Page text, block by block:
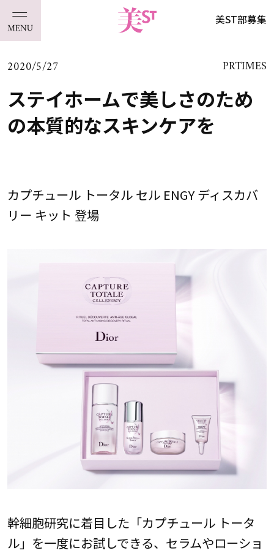
美ST部募集
2020/5/27 PRTIMES
ステイホームで美しさのため
の本質的なスキンケアを
カプチュール トータル セル ENGY ディスカバ
リー キット 登場
幹細胞研究に着目した「カプチュール トータ
ル」を一度にお試しできる、セラムやローショ